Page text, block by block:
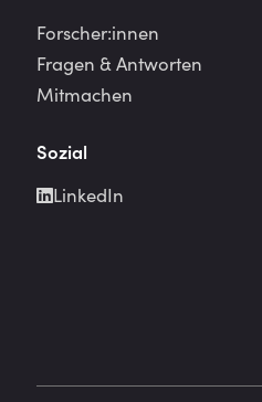
Forscher:innen
Fragen & Antworten
Mitmachen
Sozial
LinkedIn